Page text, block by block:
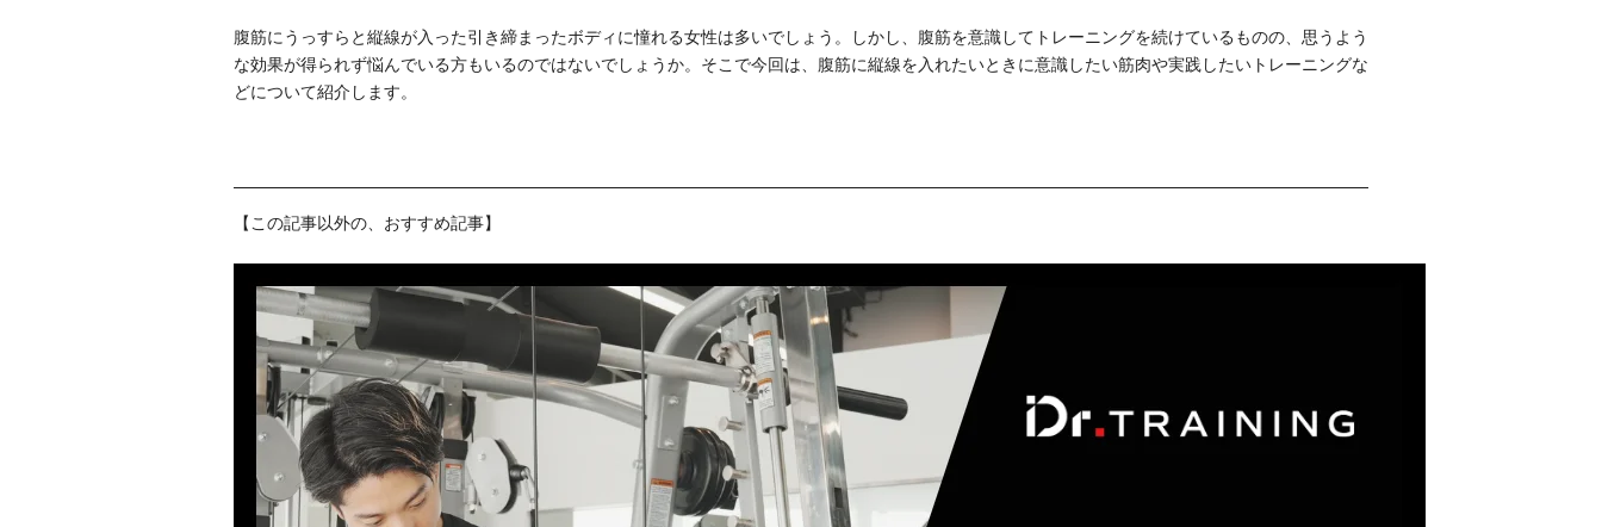
腹筋にうっすらと縦線が入った引き締まったボディに憧れる女性は多いでしょう。しかし、腹筋を意識してトレーニングを続けているものの、思うよう
な効果が得られず悩んでいる方もいるのではないでしょうか。そこで今回は、腹筋に縦線を入れたいときに意識したい筋肉や実践したいトレーニングな
どについて紹介します。
【この記事以外の、おすすめ記事】